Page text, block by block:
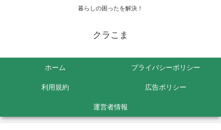
暮らしの困ったを解決！
クラこま
ホーム プライバシーポリシー
利用規約 広告ポリシー
運営者情報